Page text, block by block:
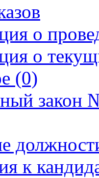
о
о
(0)
закон
к